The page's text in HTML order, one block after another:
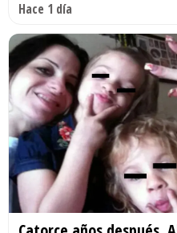
Hace 1 día